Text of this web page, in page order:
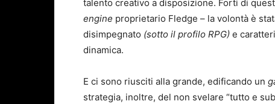
talento creativo a disposizione. Forti di
engine proprietario Fledge – la volontà è
disimpegnato (sotto il profilo RPG) e
dinamica.
E ci sono riusciti alla grande, edificando un
strategia, inoltre, del non svelare “tutto e